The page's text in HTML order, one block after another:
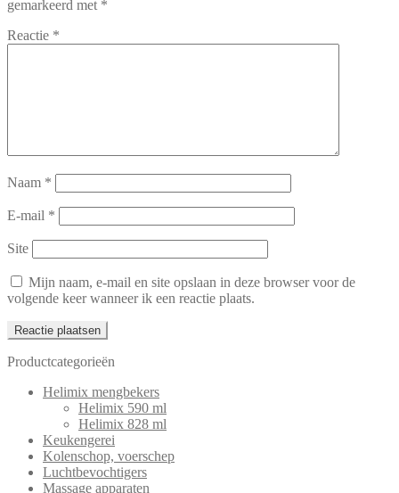
gemarkeerd met *
Reactie *
Naam *
E-mail *
Site
Mijn naam, e-mail en site opslaan in deze browser voor de
volgende keer wanneer ik een reactie plaats.
Productcategorieën
Helimix mengbekers
Helimix 590 ml
Helimix 828 ml
Keukengerei
Kolenschop, voerschep
Luchtbevochtigers
Massage apparaten